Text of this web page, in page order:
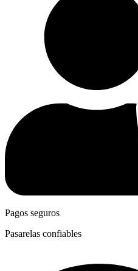
Pagos seguros
Pasarelas confiables